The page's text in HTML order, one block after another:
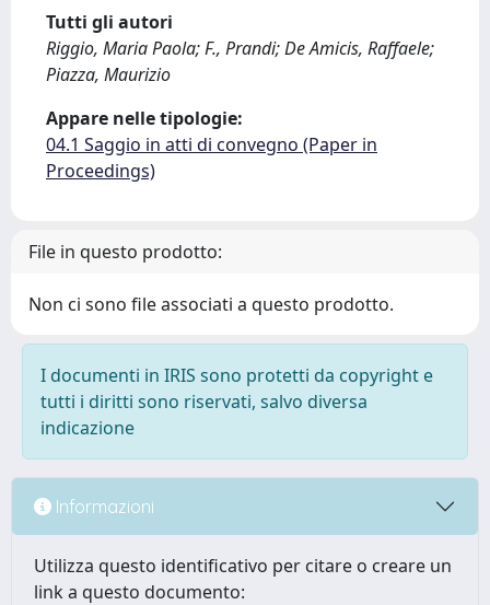
Tutti gli autori
Riggio, Maria Paola; F., Prandi; De Amicis, Raffaele;
Piazza, Maurizio
Appare nelle tipologie:
04.1 Saggio in atti di convegno (Paper in
Proceedings)
File in questo prodotto:
Non ci sono file associati a questo prodotto.
I documenti in IRIS sono protetti da copyright e
tutti i diritti sono riservati, salvo diversa
indicazione
Informazioni
Utilizza questo identificativo per citare o creare un
link a questo documento: